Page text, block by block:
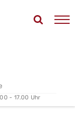
- 17.00 Uhr